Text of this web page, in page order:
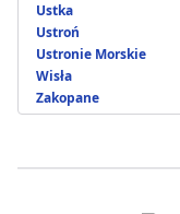
Ustka
Ustroń
Ustronie Morskie
Wisła
Zakopane